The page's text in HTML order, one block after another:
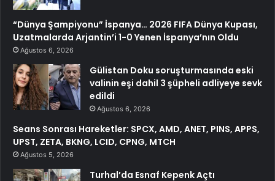
“Dünya Şampiyonu” İspanya… 2026 FIFA Dünya Kupası,
Uzatmalarda Arjantin’i 1-0 Yenen İspanya’nın Oldu
Ağustos 6, 2026
Gülistan Doku soruşturmasında eski
valinin eşi dahil 3 şüpheli adliyeye sevk
edildi
Ağustos 6, 2026
Seans Sonrası Hareketler: SPCX, AMD, ANET, PINS, APPS,
UPST, ZETA, BKNG, LCID, CPNG, MTCH
Ağustos 5, 2026
Turhal’da Esnaf Kepenk Açtı